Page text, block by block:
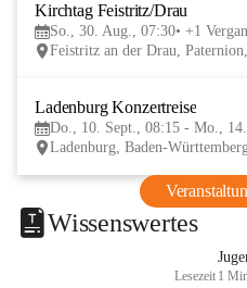
Kirchtag Feistritz/Drau
So., 30. Aug., 07:30 +1
Feistritz an der Drau,
Ladenburg Konzertreise
Do., 10. Sept., 08:15 - Mo.,
Ladenburg, Baden-
Wissenswertes
Lesezeit 1